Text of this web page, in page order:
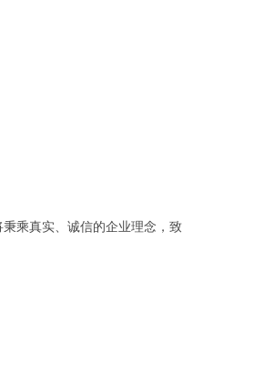
乘真实、诚信的企业理念，致